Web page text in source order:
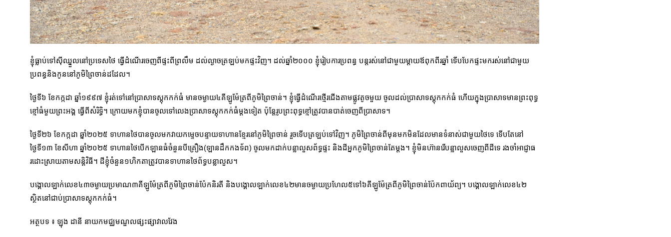
ខ្ញុំធ្លាប់ទៅស៊ីឈ្នួលនៅប្រទេសថៃ ធ្វើដំណើរចេញពីផ្ទះពីព្រលឹម ដល់ល្ងាចត្រឡប់មកផ្ទះវិញ។ ដល់ឆ្នាំ២០០០ ខ្ញុំរៀបការប្រពន្ធ បន្តរស់នៅជាមួយម្តាយឪពុកពីរឆ្នាំ ទើបបែកផ្ទះមករស់នៅជាមួយ
ប្រពន្ធនិងកូននៅភូមិព្រៃចាន់ដដែល។
ថ្ងៃទី៦ ខែកក្កដា ឆ្នាំ១៩៩៧ ខ្ញុំរត់ទៅនៅប្រាសាទស្តុកកក់ធំ មានចម្ងាយ៤គីឡូម៉ែត្រពីភូមិព្រៃចាន់។ ខ្ញុំធ្វើដំណើរថ្មើរជើងតាមផ្លូវតូចមួយ ចូលដល់ប្រាសាទស្តុកកក់ធំ ហើយក្នុងប្រាសាទមានព្រះពុទ្ធ
ខ្មៅធំមួយព្រះអង្គ ធ្វើពីសំរិទ្ធិ។ ក្រោយមកខ្ញុំបានចូលទៅលេងប្រាសាទស្តុកកក់ធំម្តងទៀត ប៉ុន្តែរូបព្រះពុទ្ធខ្មៅត្រូវបានបាត់ចេញពីប្រាសាទ។
ថ្ងៃទី២៦ ខែកក្កដា ឆ្នាំ២០២៥ ទាហានថៃបានចូលមកវាយកម្ទេចបន្ទាយទាហានខ្មែរនៅភូមិព្រៃចាន់ រួចទើបត្រឡប់ទៅវិញ។ ភូមិព្រៃចាន់ពីមុនមកមិនដែលមានទំនាស់ជាមួយថៃទេ ទើបតែនៅ
ថ្ងៃទី១៣ ខែសីហា ឆ្នាំ២០២៥ ទាហានថៃបើកឡានធំចំនួនបីគ្រឿង(ឡានដឹកកងទ័ព) ចូលមកដាក់បន្លាលួសព័ទ្ធផ្ទះ និងដីអ្នកភូមិព្រៃចាន់តែម្តង។ ខ្ញុំមិនហ៊ានរើបន្លាលួសចេញពីដីទេ រងចាំអាជ្ញាធ
រដោះស្រាយតាមសន្តិវិធី។ ដីខ្ញុំចំនួន១ហិកតាត្រូវបានទាហានថៃព័ទ្ធបន្លាលួស។
បង្គោលឡាក់លេខ៤៣ចម្ងាយប្រមាណ៣គីឡូម៉ែត្រពីភូមិព្រៃចាន់ប៉ែកនិរតី និងបង្គោលឡាក់លេខ៤២មានចម្ងាយប្រហែល៥ទៅ៦គីឡូម៉ែត្រពីភូមិព្រៃចាន់ប៉ែកពាយ័ព្យ។ បង្គោលឡាក់លេខ៤២
ស្ថិតនៅជាប់ប្រាសាទស្តុកកក់ធំ។
អត្ថបទ ៖ ឡុង ដានី នាយកមជ្ឈមណ្ឌលផ្សះផ្សាវាលវែង